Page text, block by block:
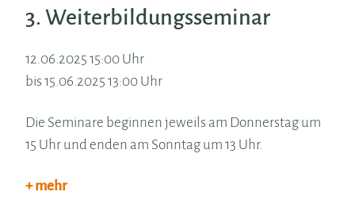
3. Weiterbildungsseminar
12.06.2025 15:00 Uhr
bis 15.06.2025 13:00 Uhr
Die Seminare beginnen jeweils am Donnerstag um
15 Uhr und enden am Sonntag um 13 Uhr.
+ mehr